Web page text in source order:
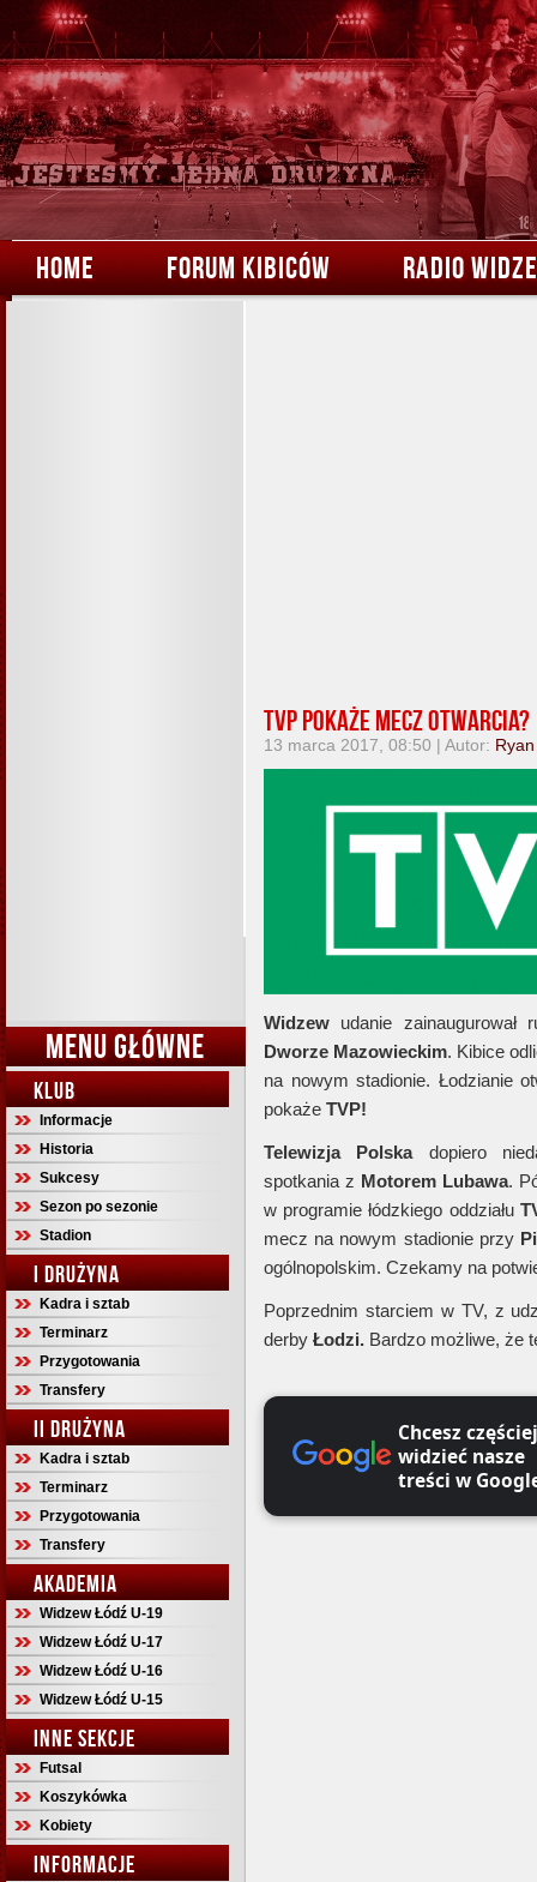
HOME FORUM KIBICÓW RADIO
MENU GŁÓWNE
KLUB
Informacje
Historia
Sukcesy
Sezon po sezonie
Stadion
I DRUŻYNA
Kadra i sztab
Terminarz
Przygotowania
Transfery
II DRUŻYNA
Kadra i sztab
Terminarz
Przygotowania
Transfery
AKADEMIA
Widzew Łódź U-19
Widzew Łódź U-17
Widzew Łódź U-16
Widzew Łódź U-15
INNE SEKCJE
Futsal
Koszykówka
Kobiety
INFORMACJE
TVP pokaże mecz otwarcia?
13 marca 2017, 08:50 | Autor: Ryan
Widzew udanie
Dworze Mazowieckim. Kibice
na nowym stadionie. Łodzianie
pokaże TVP!
Telewizja Polskadopiero
spotkania z Motorem Lubawa.
w programie łódzkiego oddziału
mecz na nowym stadionie przy
ogólnopolskim. Czekamy na
Poprzednim starciem w TV, z
derby Łodzi. Bardzo możliwe, że
Chcesz częściej
widzieć nasze
treści w